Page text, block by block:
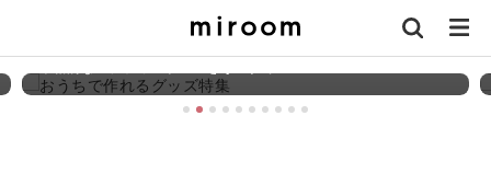
【講座特集】おうちで作れるグッズ特集